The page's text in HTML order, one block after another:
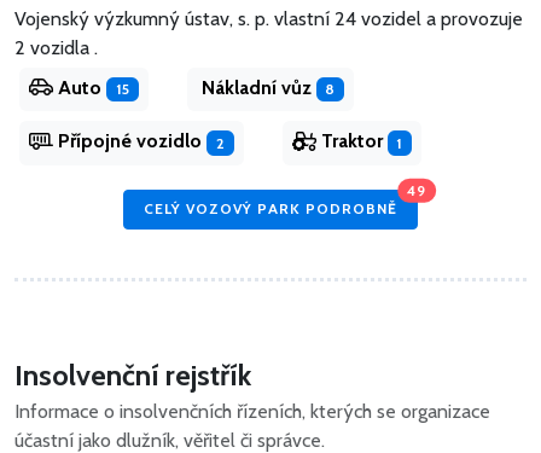
Vojenský výzkumný ústav, s. p. vlastní 24 vozidel a provozuje
2 vozidla .
Auto
15 Nákladní vůz 8
Přípojné vozidlo 2 Traktor 1
CELÝ VOZOVÝ PARK PODROBNĚ
49
Insolvenční rejstřík
Informace o insolvenčních řízeních, kterých se organizace
účastní jako dlužník, věřitel či správce.